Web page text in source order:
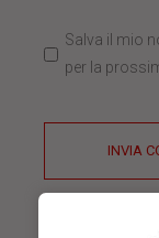
Salva il mio
per la
INVIA